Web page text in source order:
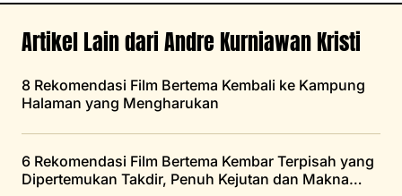
Artikel Lain dari Andre Kurniawan Kristi
8 Rekomendasi Film Bertema Kembali ke Kampung
Halaman yang Mengharukan
6 Rekomendasi Film Bertema Kembar Terpisah yang
Dipertemukan Takdir, Penuh Kejutan dan Makna